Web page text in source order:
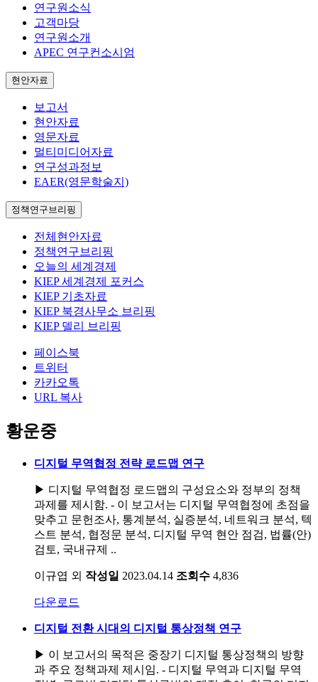
연구원소식
고객마당
연구원소개
APEC 연구컨소시엄
현안자료
보고서
현안자료
영문자료
멀티미디어자료
연구성과정보
EAER(영문학술지)
정책연구브리핑
전체현안자료
정책연구브리핑
오늘의 세계경제
KIEP 세계경제 포커스
KIEP 기초자료
KIEP 북경사무소 브리핑
KIEP 델리 브리핑
페이스북
트위터
카카오톡
URL 복사
황운중
디지털 무역협정 전략 로드맵 연구
▶ 디지털 무역협정 로드맵의 구성요소와 정부의 정책
과제를 제시함. - 이 보고서는 디지털 무역협정에 초점을
맞추고 문헌조사, 통계분석, 실증분석, 네트워크 분석, 텍
스트 분석, 협정문 분석, 디지털 무역 현안 점검, 법률(안)
검토, 국내규제 ..
이규엽 외 작성일 2023.04.14 조회수 4,836
다운로드
디지털 전환 시대의 디지털 통상정책 연구
▶ 이 보고서의 목적은 중장기 디지털 통상정책의 방향
과 주요 정책과제 제시임. - 디지털 무역과 디지털 무역